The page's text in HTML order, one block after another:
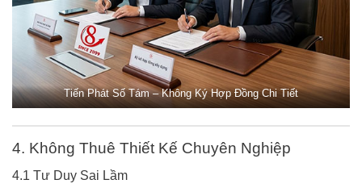
Tiến Phát Số Tám – Không Ký Hợp Đồng Chi Tiết
4. Không Thuê Thiết Kế Chuyên Nghiệp
4.1 Tư Duy Sai Lầm